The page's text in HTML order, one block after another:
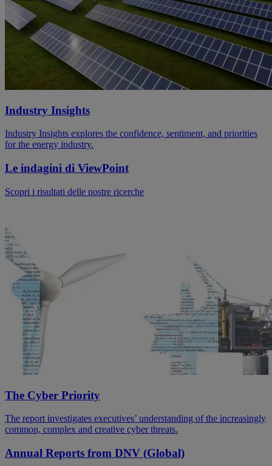
Industry Insights
Industry Insights explores the confidence, sentiment, and priorities
for the energy industry.
Le indagini di ViewPoint
Scopri i risultati delle nostre ricerche
The Cyber Priority
The report investigates executives’ understanding of the increasingly
common, complex and creative cyber threats.
Annual Reports from DNV (Global)